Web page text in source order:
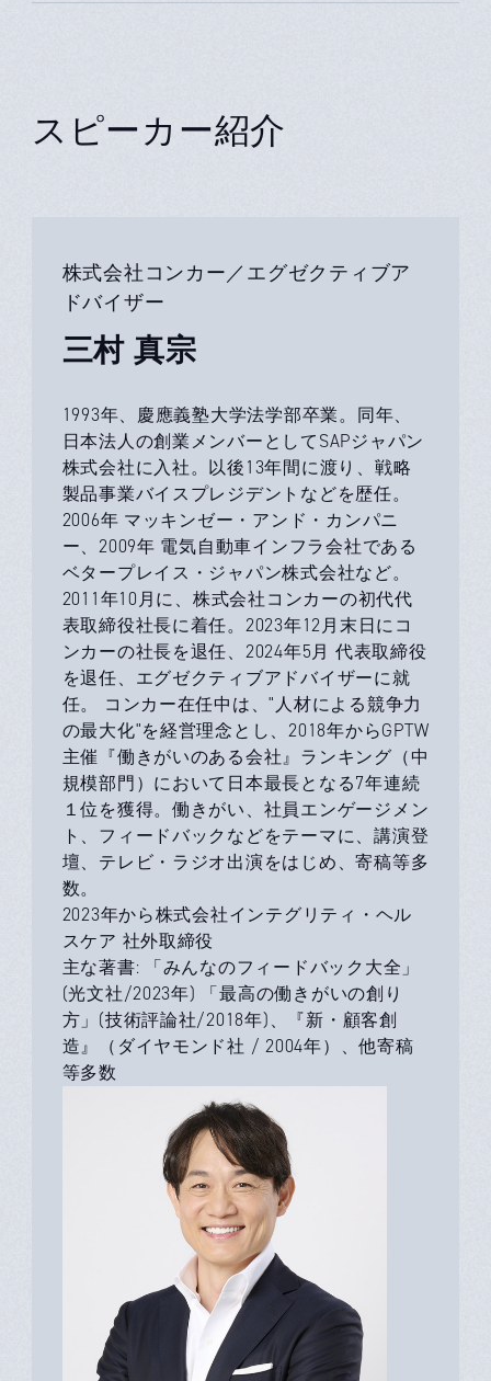
スピーカー紹介
株式会社コンカー／エグゼクティブア
ドバイザー
三村 真宗
1993年、慶應義塾大学法学部卒業。同年、
日本法人の創業メンバーとしてSAPジャパン
株式会社に入社。以後13年間に渡り、戦略
製品事業バイスプレジデントなどを歴任。
2006年 マッキンゼー・アンド・カンパニ
ー、2009年 電気自動車インフラ会社である
ベタープレイス・ジャパン株式会社など。
2011年10月に、株式会社コンカーの初代代
表取締役社長に着任。2023年12月末日にコ
ンカーの社長を退任、2024年5月 代表取締役
を退任、エグゼクティブアドバイザーに就
任。 コンカー在任中は、"人材による競争力
の最大化"を経営理念とし、2018年からGPTW
主催『働きがいのある会社』ランキング（中
規模部門）において日本最長となる7年連続
１位を獲得。働きがい、社員エンゲージメン
ト、フィードバックなどをテーマに、講演登
壇、テレビ・ラジオ出演をはじめ、寄稿等多
数。
2023年から株式会社インテグリティ・ヘル
スケア 社外取締役
主な著書: 「みんなのフィードバック大全」
(光文社/2023年) 「最高の働きがいの創り
方」(技術評論社/2018年)、『新・顧客創
造』（ダイヤモンド社 / 2004年）、他寄稿
等多数